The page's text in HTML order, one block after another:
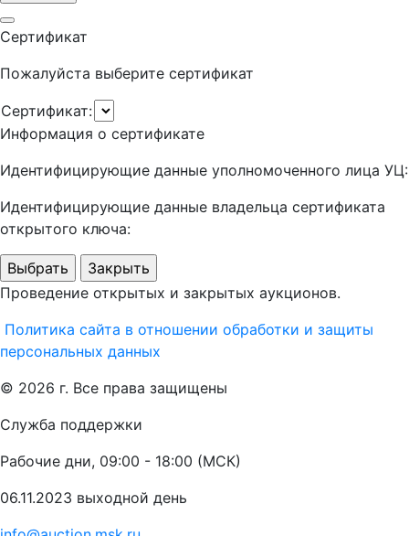
Сертификат
Пожалуйста выберите сертификат
Сертификат:
Информация о сертификате
Идентифицирующие данные уполномоченного лица УЦ:
Идентифицирующие данные владельца сертификата
открытого ключа:
Выбрать
Закрыть
Проведение открытых и закрытых аукционов.
Политика сайта в отношении обработки и защиты
персональных данных
© 2026 г. Все права защищены
Служба поддержки
Рабочие дни, 09:00 - 18:00 (МСК)
06.11.2023 выходной день